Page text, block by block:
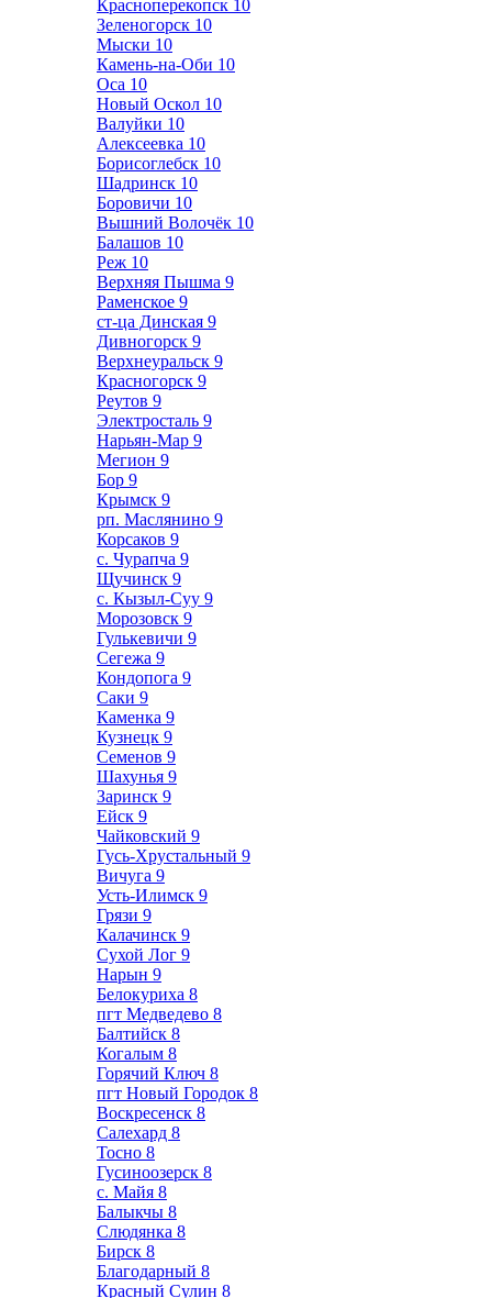
Красноперекопск 10
Зеленогорск 10
Мыски 10
Камень-на-Оби 10
Оса 10
Новый Оскол 10
Валуйки 10
Алексеевка 10
Борисоглебск 10
Шадринск 10
Боровичи 10
Вышний Волочёк 10
Балашов 10
Реж 10
Верхняя Пышма 9
Раменское 9
ст-ца Динская 9
Дивногорск 9
Верхнеуральск 9
Красногорск 9
Реутов 9
Электросталь 9
Нарьян-Мар 9
Мегион 9
Бор 9
Крымск 9
рп. Маслянино 9
Корсаков 9
с. Чурапча 9
Щучинск 9
с. Кызыл-Суу 9
Морозовск 9
Гулькевичи 9
Сегежа 9
Кондопога 9
Саки 9
Каменка 9
Кузнецк 9
Семенов 9
Шахунья 9
Заринск 9
Ейск 9
Чайковский 9
Гусь-Хрустальный 9
Вичуга 9
Усть-Илимск 9
Грязи 9
Калачинск 9
Сухой Лог 9
Нарын 9
Белокуриха 8
пгт Медведево 8
Балтийск 8
Когалым 8
Горячий Ключ 8
пгт Новый Городок 8
Воскресенск 8
Салехард 8
Тосно 8
Гусиноозерск 8
с. Майя 8
Балыкчы 8
Слюдянка 8
Бирск 8
Благодарный 8
Красный Сулин 8